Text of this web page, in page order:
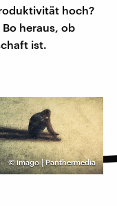
hoch?
heraus, ob
ist.
©imago | Panthermedia